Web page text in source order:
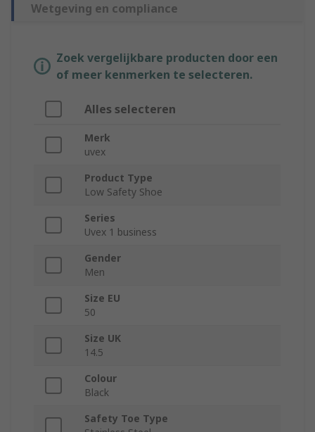
Wetgeving en compliance
Zoek vergelijkbare producten door een
of meer kenmerken te selecteren.
Alles selecteren
Merk
uvex
Product Type
Low Safety Shoe
Series
Uvex 1 business
Gender
Men
Size EU
50
Size UK
14.5
Colour
Black
Safety Toe Type